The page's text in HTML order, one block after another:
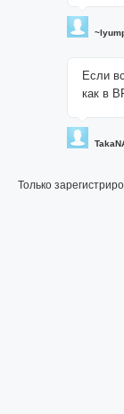
Если
как в
Только